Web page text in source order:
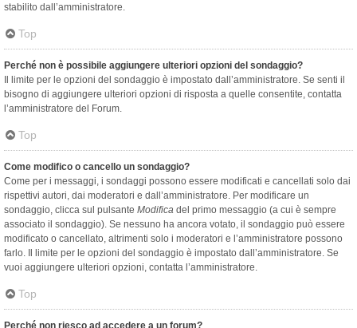
stabilito dall’amministratore.
Top
Perché non è possibile aggiungere ulteriori opzioni del sondaggio?
Il limite per le opzioni del sondaggio è impostato dall’amministratore. Se senti il
bisogno di aggiungere ulteriori opzioni di risposta a quelle consentite, contatta
l’amministratore del Forum.
Top
Come modifico o cancello un sondaggio?
Come per i messaggi, i sondaggi possono essere modificati e cancellati solo dai
rispettivi autori, dai moderatori e dall’amministratore. Per modificare un
sondaggio, clicca sul pulsante Modifica del primo messaggio (a cui è sempre
associato il sondaggio). Se nessuno ha ancora votato, il sondaggio può essere
modificato o cancellato, altrimenti solo i moderatori e l’amministratore possono
farlo. Il limite per le opzioni del sondaggio è impostato dall’amministratore. Se
vuoi aggiungere ulteriori opzioni, contatta l’amministratore.
Top
Perché non riesco ad accedere a un forum?